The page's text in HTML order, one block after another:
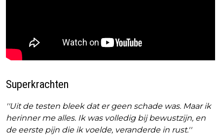
Superkrachten
''Uit de testen bleek dat er geen schade was. Maar ik
herinner me alles. Ik was volledig bij bewustzijn, en
de eerste pijn die ik voelde, veranderde in rust.''